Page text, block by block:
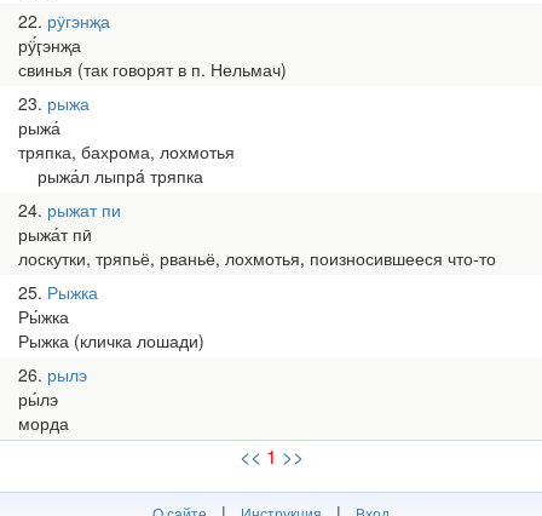
22 рӱгэнҗа
рӱ́ӷэнҗа
свинья (так говорят в п. Нельмач)
23 рыжа
рыжа́
тряпка, бахрома, лохмотья
рыжа́л лыпрá тряпка
24 рыжат пи
рыжа́т пӣ
лоскутки, тряпьё, рваньё, лохмотья, поизносившееся что-то
25 Рыжка
Ры́жка
Рыжка (кличка лошади)
26 рылэ
ры́лэ
морда
<< 1 >>